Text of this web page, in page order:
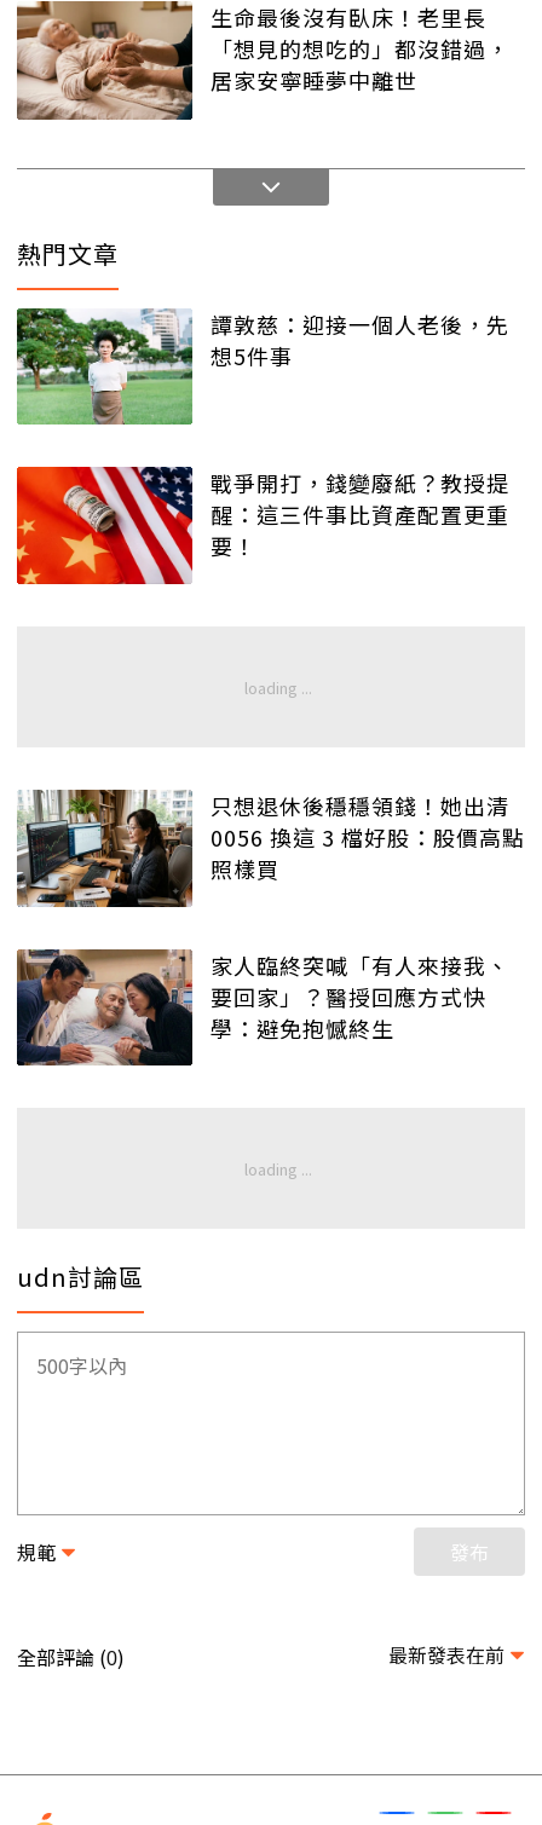
生命最後沒有臥床！老里長
「想見的想吃的」都沒錯過，
居家安寧睡夢中離世
熱門文章
譚敦慈：迎接一個人老後，先
想5件事
戰爭開打，錢變廢紙？教授提
醒：這三件事比資產配置更重
要！
只想退休後穩穩領錢！她出清
0056 換這 3 檔好股：股價高點
照樣買
家人臨終突喊「有人來接我、
要回家」？醫授回應方式快
學：避免抱憾終生
udn討論區
規範 發布
全部評論 (0) 最新發表在前